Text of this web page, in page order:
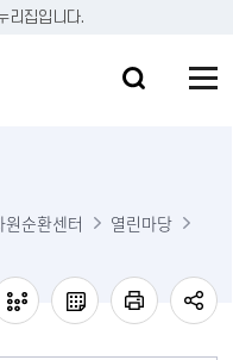
리집입니다.
원순환센터
열린마당